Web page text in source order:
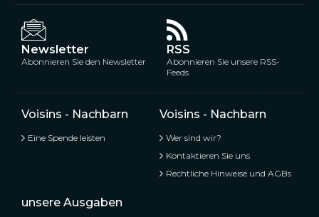
Newsletter
Abonnieren Sie den Newsletter
RSS
Abonnieren Sie unsere RSS-
Feeds
Voisins - Nachbarn
Eine Spende leisten
Voisins - Nachbarn
Wer sind wir?
Kontaktieren Sie uns
Rechtliche Hinweise und AGBs
unsere Ausgaben